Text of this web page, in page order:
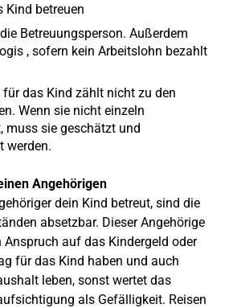
Kind betreuen
Betreuungsperson. Außerdem
, sofern kein Arbeitslohn bezahlt
für das Kind zählt nicht zu den
Wenn sie nicht einzeln
muss sie geschätzt und
werden.
Angehörigen
dein Kind betreut, sind die
absetzbar. Dieser Angehörige
auf das Kindergeld oder
für das Kind haben und auch
leben, sonst wertet das
als Gefälligkeit. Reisen